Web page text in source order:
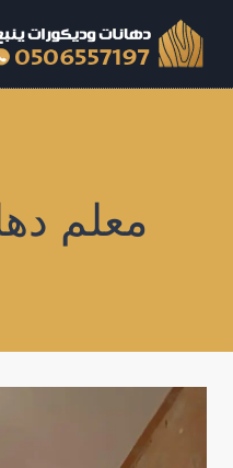
المحتوى
معلم